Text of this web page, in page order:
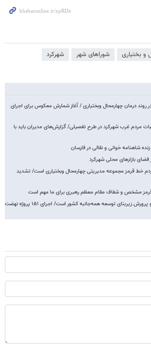
و بختیاری شوراهای شهر شهرکرد
روند درمان چهارمحال وبختیاری / آغاز شمارش معکوس برای اجرای
مردم غرب شهرکرد در طرح تفصیلی/ گزارش‌های مدیران باید با
شاهنامه خوانی و نقالی در فارسان
بازارهای محلی شهرکرد
خط قرمز مجموعه مدیریتی چهارمحال وبختیاری است/ تشدید
مشخص و شفاف مقام معظم رهبری برای ما مهم است
توسعه آموزش و پرورش زیربنای توسعه همه‌جانبه کشور است/ اجرای ۱۵۱ پروژه نهضت